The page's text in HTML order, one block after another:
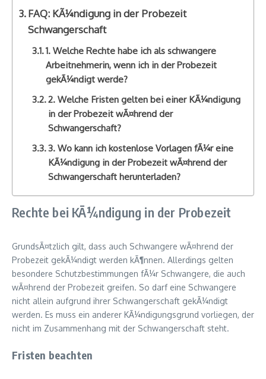
FAQ: KÃ¼ndigung in der Probezeit
Schwangerschaft
1. Welche Rechte habe ich als schwangere
Arbeitnehmerin, wenn ich in der Probezeit
gekÃ¼ndigt werde?
2. Welche Fristen gelten bei einer KÃ¼ndigung
in der Probezeit wÃ¤hrend der
Schwangerschaft?
3. Wo kann ich kostenlose Vorlagen fÃ¼r eine
KÃ¼ndigung in der Probezeit wÃ¤hrend der
Schwangerschaft herunterladen?
Rechte bei KÃ¼ndigung in der Probezeit
GrundsÃ¤tzlich gilt, dass auch Schwangere wÃ¤hrend der
Probezeit gekÃ¼ndigt werden kÃ¶nnen. Allerdings gelten
besondere Schutzbestimmungen fÃ¼r Schwangere, die auch
wÃ¤hrend der Probezeit greifen. So darf eine Schwangere
nicht allein aufgrund ihrer Schwangerschaft gekÃ¼ndigt
werden. Es muss ein anderer KÃ¼ndigungsgrund vorliegen, der
nicht im Zusammenhang mit der Schwangerschaft steht.
Fristen beachten